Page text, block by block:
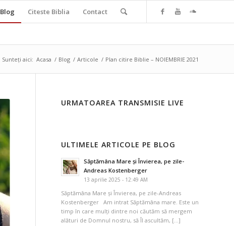
Blog Citeste Biblia Contact
Sunteți aici: Acasa / Blog / Articole / Plan citire Biblie – NOIEMBRIE 2021
URMATOAREA TRANSMISIE LIVE
ULTIMELE ARTICOLE PE BLOG
Săptămâna Mare și Învierea, pe zile-
Andreas Kostenberger
13 aprilie 2025 - 12:49 AM
Săptămâna Mare și Învierea, pe zile-Andreas
Kostenberger Am intrat Săptămâna mare. Este un
timp în care mulți dintre noi căutăm să mergem
alături de Domnul nostru, să Îl ascultăm, […]